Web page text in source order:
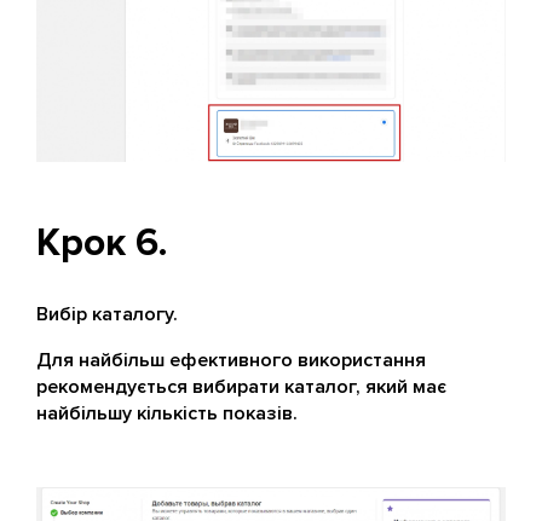
Крок 6.
Вибір каталогу.
Для найбільш ефективного використання
рекомендується вибирати каталог, який має
найбільшу кількість показів.